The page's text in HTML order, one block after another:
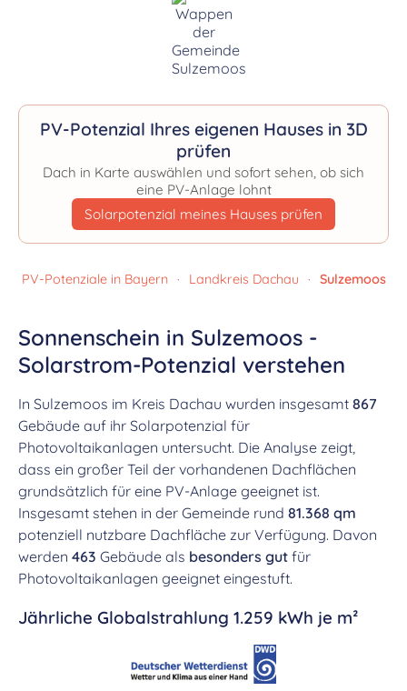
PV-Potenzial Ihres eigenen Hauses in 3D
prüfen
Dach in Karte auswählen und sofort sehen, ob sich
eine PV-Anlage lohnt
Solarpotenzial meines Hauses prüfen
PV-Potenziale in Bayern · Landkreis Dachau · Sulzemoos
Sonnenschein in Sulzemoos -
Solarstrom-Potenzial verstehen
In Sulzemoos im Kreis Dachau wurden insgesamt 867
Gebäude auf ihr Solarpotenzial für
Photovoltaikanlagen untersucht. Die Analyse zeigt,
dass ein großer Teil der vorhandenen Dachflächen
grundsätzlich für eine PV-Anlage geeignet ist.
Insgesamt stehen in der Gemeinde rund 81.368 qm
potenziell nutzbare Dachfläche zur Verfügung. Davon
werden 463 Gebäude als besonders gut für
Photovoltaikanlagen geeignet eingestuft.
Jährliche Globalstrahlung 1.259 kWh je m²